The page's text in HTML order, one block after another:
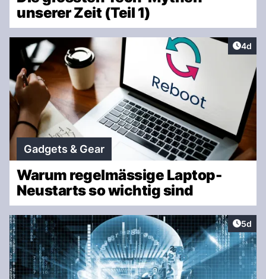
unserer Zeit (Teil 1)
4d
Gadgets & Gear
Warum regelmässige Laptop-
Neustarts so wichtig sind
5d